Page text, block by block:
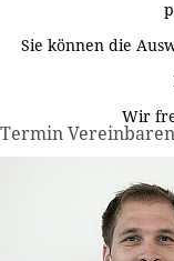
Sie können die
Wir
Termin Vereinbaren